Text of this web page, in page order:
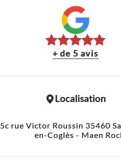
+ de 5 avis
Localisation
5c rue Victor Roussin 35460
en-Coglès - Maen